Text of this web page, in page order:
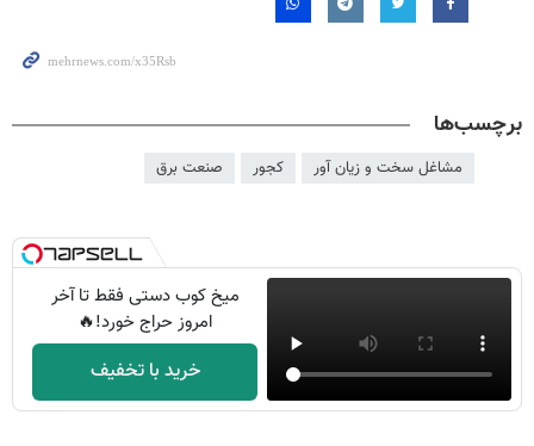
برچسب‌ها
مشاغل سخت و زیان آور کجور صنعت برق
میخ کوب دستی فقط تا آخر
امروز حراج خورد!🔥
خرید با تخفیف